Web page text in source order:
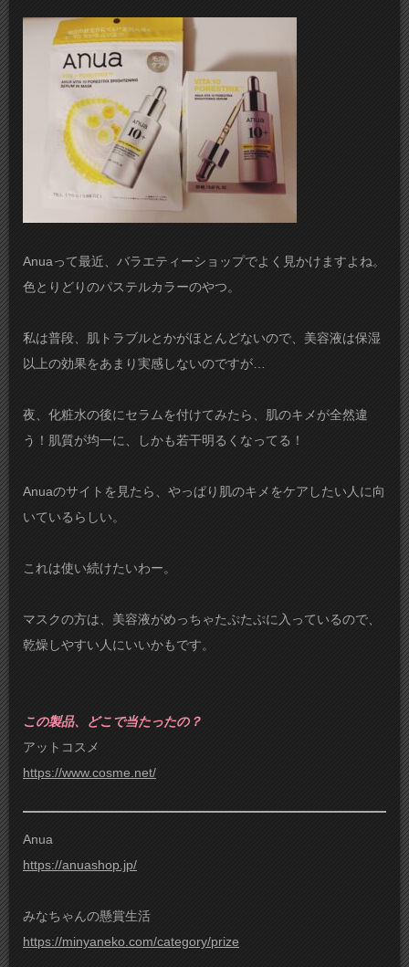
Anuaって最近、バラエティーショップでよく見かけますよね。
色とりどりのパステルカラーのやつ。
私は普段、肌トラブルとかがほとんどないので、美容液は保湿
以上の効果をあまり実感しないのですが…
夜、化粧水の後にセラムを付けてみたら、肌のキメが全然違
う！肌質が均一に、しかも若干明るくなってる！
Anuaのサイトを見たら、やっぱり肌のキメをケアしたい人に向
いているらしい。
これは使い続けたいわー。
マスクの方は、美容液がめっちゃたぷたぷに入っているので、
乾燥しやすい人にいいかもです。
この製品、どこで当たったの？
アットコスメ
https://www.cosme.net/
Anua
https://anuashop.jp/
みなちゃんの懸賞生活
https://minyaneko.com/category/prize